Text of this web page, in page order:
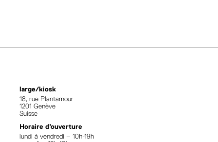
large/kiosk
18, rue Plantamour
1201 Genève
Suisse
Horaire d’ouverture
lundi à vendredi – 10h-19h